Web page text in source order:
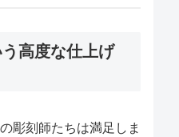
高度な仕上げ
彫刻師たちは満足しま